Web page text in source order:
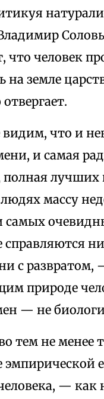
что человек
на земле
что и
и самая
лучших
массу
самых
справляются
с
природе
— не
тем не менее
эмпирической
— как